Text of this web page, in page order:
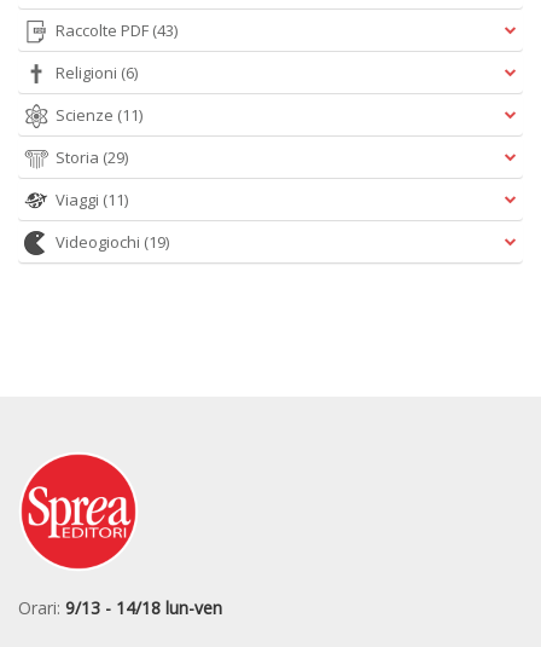
Raccolte PDF (43)
Religioni (6)
Scienze (11)
Storia (29)
Viaggi (11)
Videogiochi (19)
Orari: 9/13 - 14/18 lun-ven